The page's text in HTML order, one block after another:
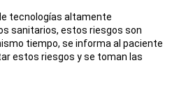
tecnologías altamente
sanitarios, estos riesgos son
tiempo, se informa al paciente
estos riesgos y se toman las